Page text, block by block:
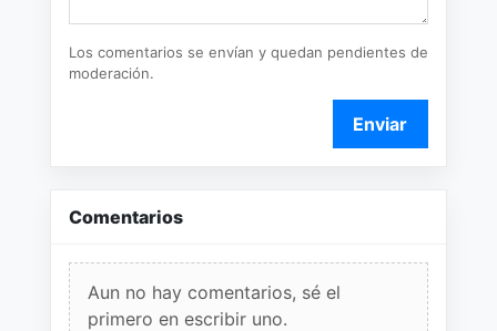
Los comentarios se envían y quedan pendientes de
moderación.
Enviar
Comentarios
Aun no hay comentarios, sé el
primero en escribir uno.